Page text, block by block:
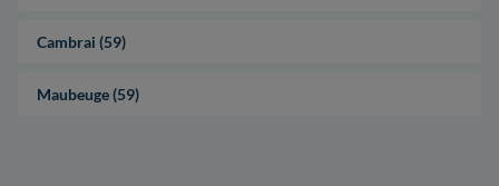
Cambrai (59)
Maubeuge (59)